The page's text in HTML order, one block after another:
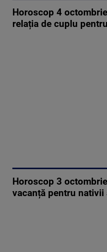
Horoscop 4
relația de cuplu
Horoscop 3
vacanță pentru nativii